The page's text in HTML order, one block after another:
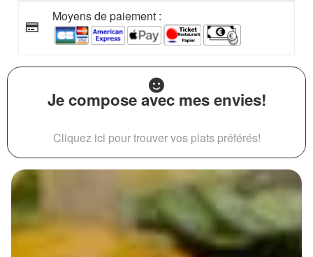
Moyens de paiement :
Je compose avec mes envies!
Cliquez ici pour trouver vos plats préférés!